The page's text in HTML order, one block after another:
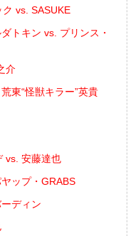
vs. SASUKE
トキン vs. プリンス・
介
東“怪獣キラー”英貴
vs. 安藤達也
ップ・GRABS
ディン